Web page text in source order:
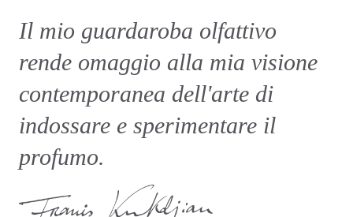
Il mio guardaroba olfattivo
rende omaggio alla mia visione
contemporanea dell'arte di
indossare e sperimentare il
profumo.